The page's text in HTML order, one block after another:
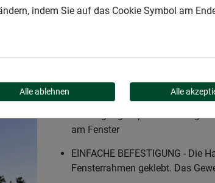
MONTAGESET FÜR
Befestigungsclips zur Montage
am Fenster
EINFACHE BEFESTIGUNG - Die
Fensterrahmen geklebt. Das
indem Sie auf das Cookie Symbol am
Alle ablehnen Alle